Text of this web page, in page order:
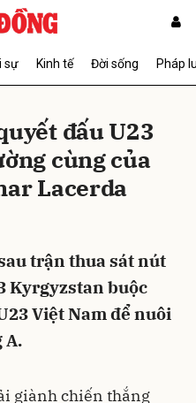
sự Kinh tế Đời sống Pháp
đấu U23
cùng của
Lacerda
trận thua sát nút
Kyrgyzstan buộc
Việt Nam để nuôi
A.
giành chiến thắng
Hủy Gửi